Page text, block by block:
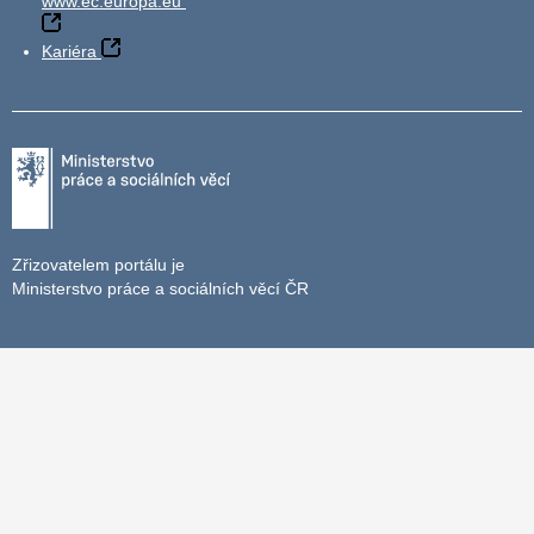
Kariéra
Zřizovatelem portálu je
Ministerstvo práce a sociálních věcí ČR